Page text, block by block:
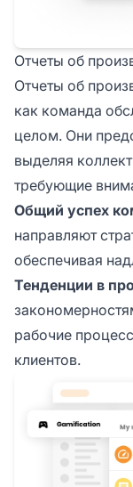
Отчеты об
Отчеты об
как команда
целом. Они
выделяя
требующие
Общий успех
направляют
обеспечивая
Тенденции в
рабочие
клиентов.